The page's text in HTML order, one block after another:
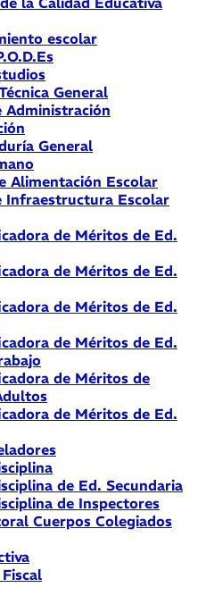
escolar
General
Administración
General
Alimentación Escolar
Infraestructura Escolar
de Méritos de Ed.
de Méritos de Ed.
de Méritos de Ed.
de Méritos de Ed.
de Méritos de
de Méritos de Ed.
de Ed. Secundaria
de Inspectores
Cuerpos Colegiados